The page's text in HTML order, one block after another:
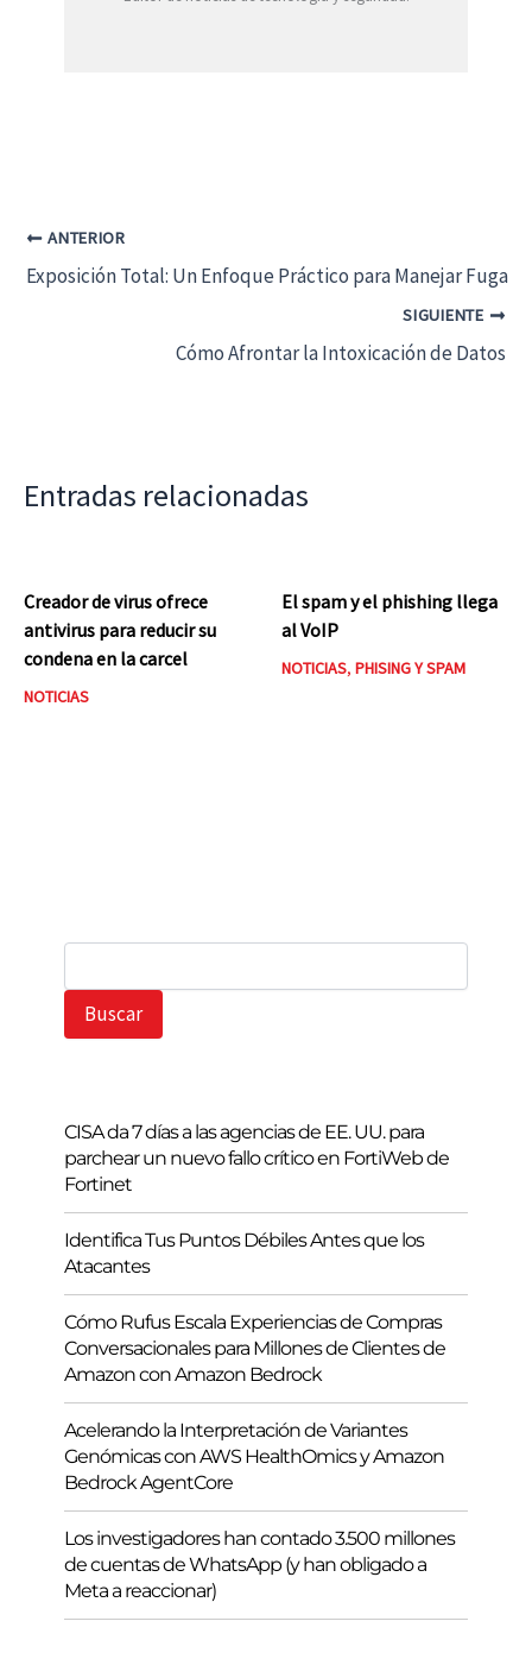
ANTERIOR
Exposición Total: Un Enfoque Práctico para Manejar Fugas
SIGUIENTE
Cómo Afrontar la Intoxicación de Datos
Entradas relacionadas
Creador de virus ofrece
antivirus para reducir su
condena en la carcel
NOTICIAS
El spam y el phishing llega
al VoIP
NOTICIAS, PHISING Y SPAM
B
s
Buscar
CISA da 7 días a las agencias de EE. UU. para
parchear un nuevo fallo crítico en FortiWeb de
Fortinet
Identifica Tus Puntos Débiles Antes que los
Atacantes
Cómo Rufus Escala Experiencias de Compras
Conversacionales para Millones de Clientes de
Amazon con Amazon Bedrock
Acelerando la Interpretación de Variantes
Genómicas con AWS HealthOmics y Amazon
Bedrock AgentCore
Los investigadores han contado 3.500 millones
de cuentas de WhatsApp (y han obligado a
Meta a reaccionar)